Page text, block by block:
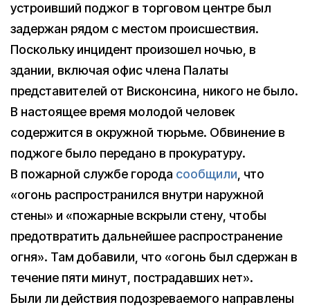
устроивший поджог в торговом центре был
задержан рядом с местом происшествия.
Поскольку инцидент произошел ночью, в
здании, включая офис члена Палаты
представителей от Висконсина, никого не было.
В настоящее время молодой человек
содержится в окружной тюрьме. Обвинение в
поджоге было передано в прокуратуру.
В пожарной службе города сообщили, что
«огонь распространился внутри наружной
стены» и «пожарные вскрыли стену, чтобы
предотвратить дальнейшее распространение
огня». Там добавили, что «огонь был сдержан в
течение пяти минут, пострадавших нет».
Были ли действия подозреваемого направлены